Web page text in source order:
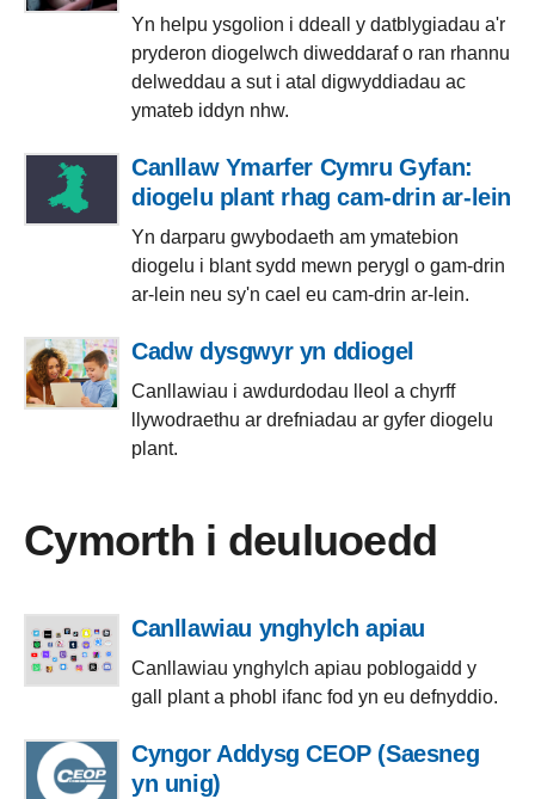
Yn helpu ysgolion i ddeall y datblygiadau a'r
pryderon diogelwch diweddaraf o ran rhannu
delweddau a sut i atal digwyddiadau ac
ymateb iddyn nhw.
Canllaw Ymarfer Cymru Gyfan:
diogelu plant rhag cam-drin ar-lein
Yn darparu gwybodaeth am ymatebion
diogelu i blant sydd mewn perygl o gam-drin
ar-lein neu sy'n cael eu cam-drin ar-lein.
Cadw dysgwyr yn ddiogel
Canllawiau i awdurdodau lleol a chyrff
llywodraethu ar drefniadau ar gyfer diogelu
plant.
Cymorth i deuluoedd
Canllawiau ynghylch apiau
Canllawiau ynghylch apiau poblogaidd y
gall plant a phobl ifanc fod yn eu defnyddio.
Cyngor Addysg CEOP (Saesneg
yn unig)